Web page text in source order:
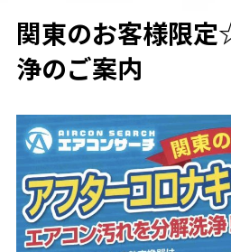
関東のお客様限
浄のご案内